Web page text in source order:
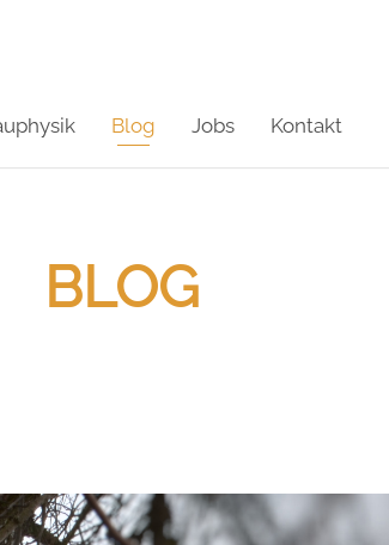
Blog Jobs Kontakt
BLOG